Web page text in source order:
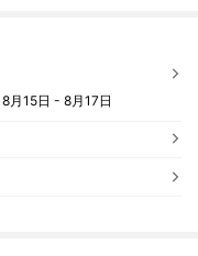
8月15日 - 8月17日